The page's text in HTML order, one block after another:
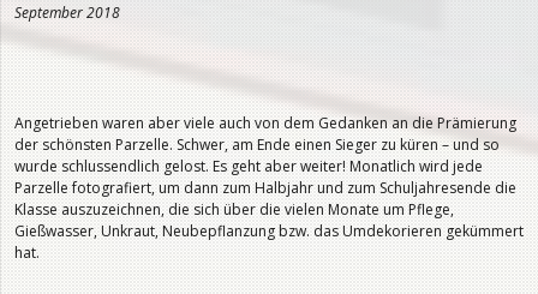
September 2018
Angetrieben waren aber viele auch von dem Gedanken an die Prämierung
der schönsten Parzelle. Schwer, am Ende einen Sieger zu küren – und so
wurde schlussendlich gelost. Es geht aber weiter! Monatlich wird jede
Parzelle fotografiert, um dann zum Halbjahr und zum Schuljahresende die
Klasse auszuzeichnen, die sich über die vielen Monate um Pflege,
Gießwasser, Unkraut, Neubepflanzung bzw. das Umdekorieren gekümmert
hat.